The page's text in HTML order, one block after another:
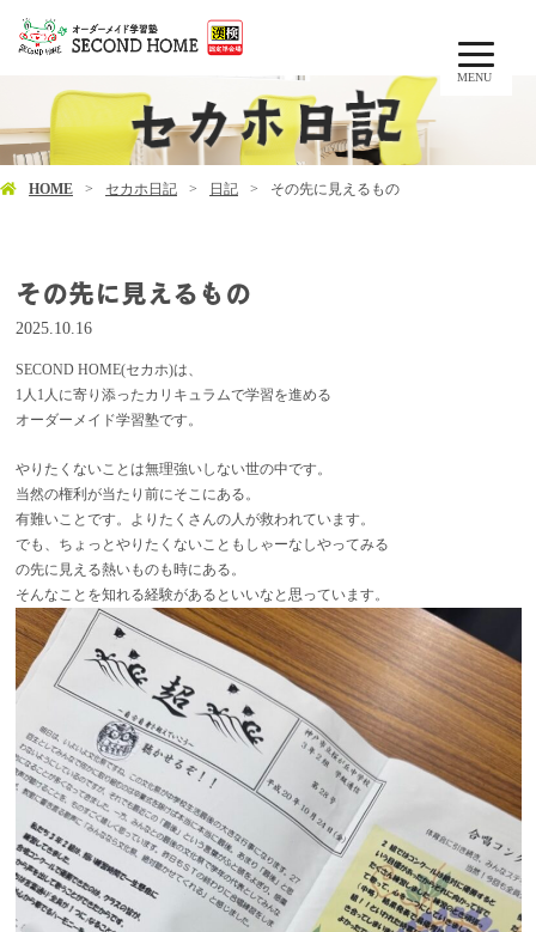
MENU
HOME セカホ日記 日記 その先に見えるもの
その先に見えるもの
2025.10.16
SECOND HOME(セカホ)は、
1人1人に寄り添ったカリキュラムで学習を進める
オーダーメイド学習塾です。
やりたくないことは無理強いしない世の中です。
当然の権利が当たり前にそこにある。
有難いことです。よりたくさんの人が救われています。
でも、ちょっとやりたくないこともしゃーなしやってみる
の先に見える熱いものも時にある。
そんなことを知れる経験があるといいなと思っています。